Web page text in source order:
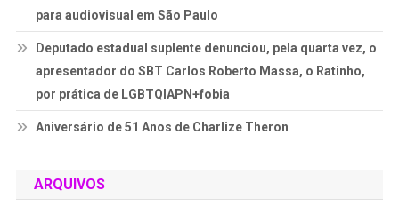
para audiovisual em São Paulo
Deputado estadual suplente denunciou, pela quarta vez, o
apresentador do SBT Carlos Roberto Massa, o Ratinho,
por prática de LGBTQIAPN+fobia
Aniversário de 51 Anos de Charlize Theron
ARQUIVOS